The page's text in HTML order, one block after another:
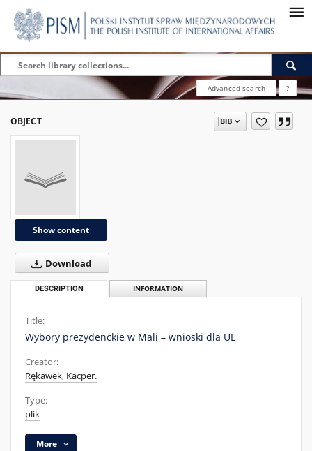
Advanced search ?
OBJECT
Show content
Download
DESCRIPTION INFORMATION
Title:
Wybory prezydenckie w Mali – wnioski dla UE
Creator:
Rękawek, Kacper.
Type:
plik
More